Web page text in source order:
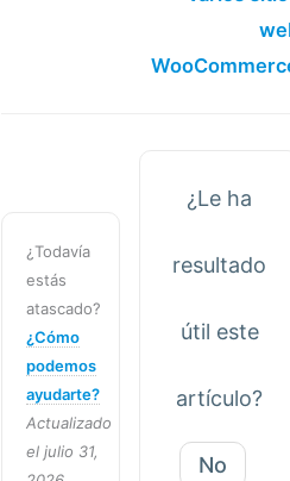
¿Todavía
estás
atascado?
¿Cómo
podemos
ayudarte?
Actualizado
el julio 31,
¿Le ha
resultado
útil este
artículo?
No